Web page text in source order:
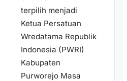
terpilih menjadi
Ketua Persatuan
Wredatama Republik
Indonesia (PWRI)
Kabupaten
Purworejo Masa